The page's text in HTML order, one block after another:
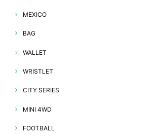
MEXICO
BAG
WALLET
WRISTLET
CITY SERIES
MINI 4WD
FOOTBALL